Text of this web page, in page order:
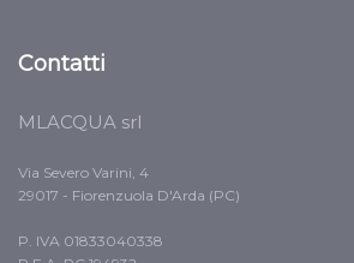
Contatti
MLACQUA srl
Via Severo Varini, 4
29017 - Fiorenzuola D'Arda (PC)
P. IVA 01833040338